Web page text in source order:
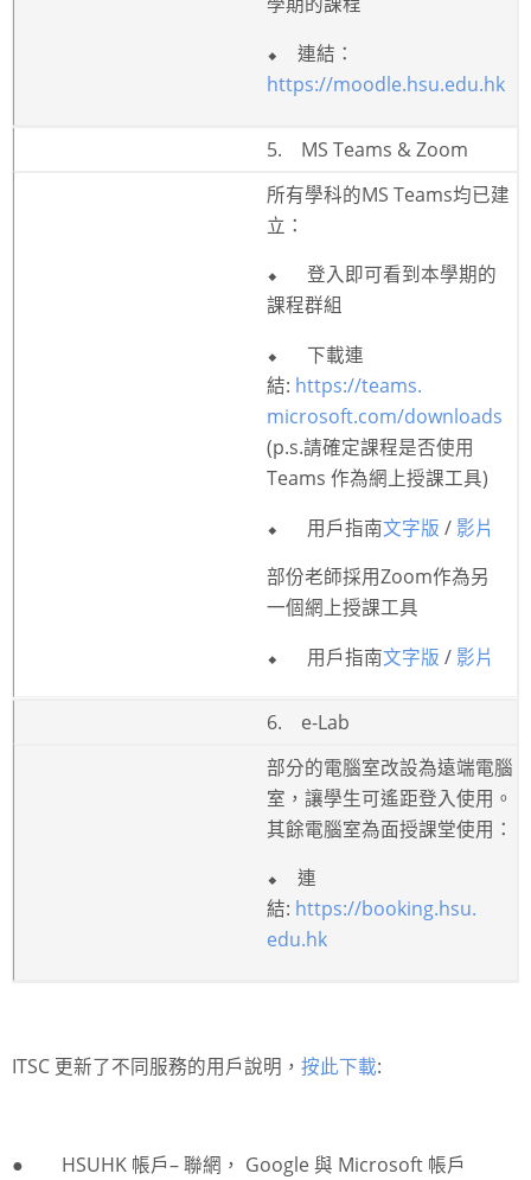
⬥
連結：
https://moodle.hsu.edu.hk
5.
MS Teams & Zoom
所有學科的MS Teams均已建
立：
⬥
登入即可看到本學期的
課程群組
⬥
下載連
結: https://teams.
microsoft.com/downloads
(p.s.請確定課程是否使用
Teams 作為網上授課工具)
⬥
用戶指南文字版 / 影片
部份老師採用Zoom作為另
一個網上授課工具
⬥
用戶指南文字版 / 影片
6.
e-Lab
部分的電腦室改設為遠端電腦
室，讓學生可遙距登入使用。
其餘電腦室為面授課堂使用：
⬥
連
結: https://booking.hsu.
edu.hk
ITSC 更新了不同服務的用戶說明， 按此下載:
● HSUHK 帳戶–聯網， Google與 Microsoft 帳戶